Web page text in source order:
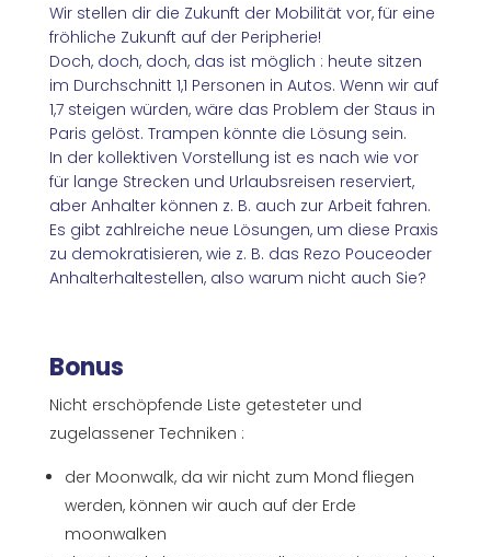
Wir stellen dir die Zukunft der Mobilität vor, für eine
fröhliche Zukunft auf der Peripherie!
Doch, doch, doch, das ist möglich : heute sitzen
im Durchschnitt 1,1 Personen in Autos. Wenn wir auf
1,7 steigen würden, wäre das Problem der Staus in
Paris gelöst. Trampen könnte die Lösung sein.
In der kollektiven Vorstellung ist es nach wie vor
für lange Strecken und Urlaubsreisen reserviert,
aber Anhalter können z. B. auch zur Arbeit fahren.
Es gibt zahlreiche neue Lösungen, um diese Praxis
zu demokratisieren, wie z. B. das Rezo Pouceoder
Anhalterhaltestellen, also warum nicht auch Sie?
Bonus
Nicht erschöpfende Liste getesteter und
zugelassener Techniken :
der Moonwalk, da wir nicht zum Mond fliegen
werden, können wir auch auf der Erde
moonwalken